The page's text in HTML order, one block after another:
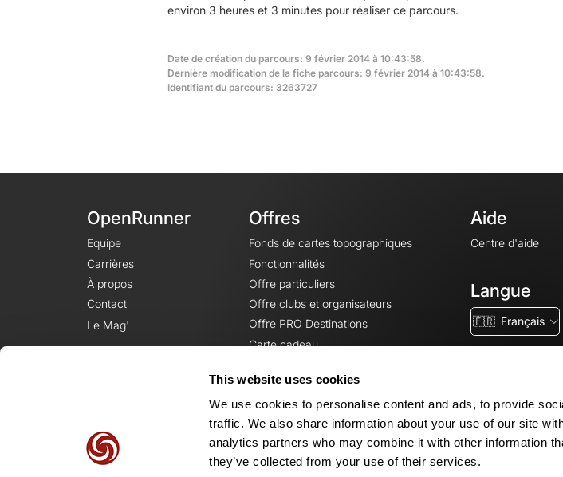
This website uses cookies
We use cookies to personalise content and ads, to provide
traffic. We also share information about your use of our site
analytics partners who may combine it with other information
they’ve collected from your use of their services.
environ 3 heures et 3 minutes pour réaliser ce parcours.
Date de création du parcours: 9 février 2014 à 10:43:58.
Dernière modification de la fiche parcours: 9 février 2014 à 10:43:58.
Identifiant du parcours: 3263727
OpenRunner
Equipe
Carrières
À propos
Contact
Le Mag'
Offres
Fonds de cartes topographiques
Fonctionnalités
Offre particuliers
Offre clubs et organisateurs
Offre PRO Destinations
Carte cadeau
Aide
Centre d'aide
Langue
🇫🇷 Français